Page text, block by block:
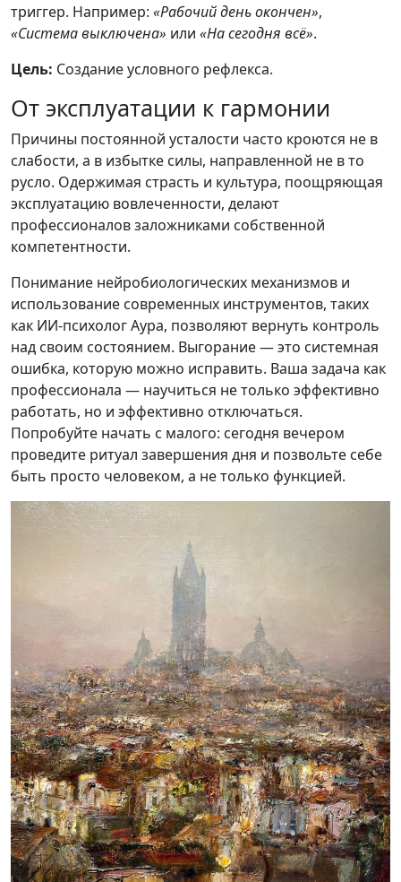
триггер. Например: «Рабочий день окончен»,
«Система выключена» или «На сегодня всё».
Цель: Создание условного рефлекса.
От эксплуатации к гармонии
Причины постоянной усталости часто кроются не в
слабости, а в избытке силы, направленной не в то
русло. Одержимая страсть и культура, поощряющая
эксплуатацию вовлеченности, делают
профессионалов заложниками собственной
компетентности.
Понимание нейробиологических механизмов и
использование современных инструментов, таких
как ИИ-психолог Аура, позволяют вернуть контроль
над своим состоянием. Выгорание — это системная
ошибка, которую можно исправить. Ваша задача как
профессионала — научиться не только эффективно
работать, но и эффективно отключаться.
Попробуйте начать с малого: сегодня вечером
проведите ритуал завершения дня и позвольте себе
быть просто человеком, а не только функцией.